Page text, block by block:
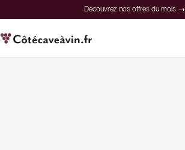
Découvrez nos offres du mois →